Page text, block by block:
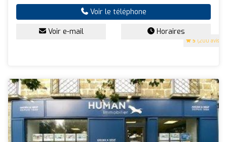
5 (200 avis)
Voir le téléphone
Voir e-mail Horaires